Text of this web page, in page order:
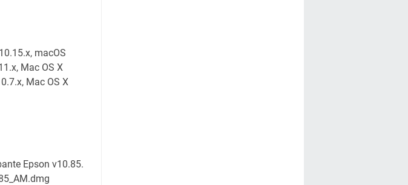
macOS
Mac OS X
Mac OS X
Epson v10.85.